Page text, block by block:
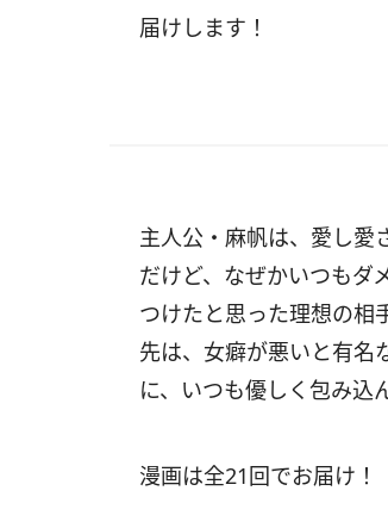
届けします！
主人公・麻帆は、愛し愛
だけど、なぜかいつもダ
つけたと思った理想の
先は、女癖が悪いと有名
に、いつも優しく包み込
漫画は全21回でお届け